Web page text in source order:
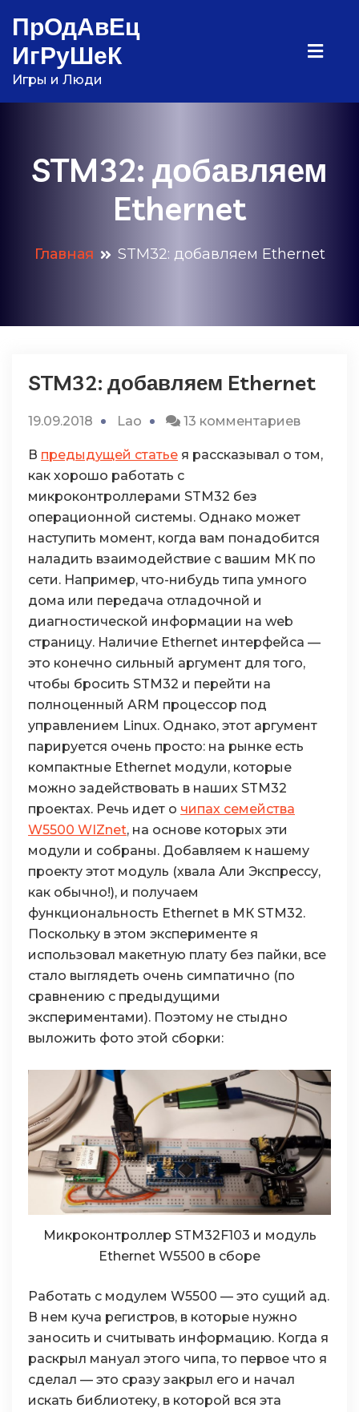
содержимому
ПрОдАвЕц
ИгРуШеК
Игры и Люди
STM32: добавляем
Ethernet
Главная STM32: добавляем Ethernet
STM32: добавляем Ethernet
19.09.2018 Lao 13 комментариевк
STM32:
В предыдущей статье я рассказывал о том,
как хорошо работать с
микроконтроллерами STM32 без
операционной системы. Однако может
наступить момент, когда вам понадобится
наладить взаимодействие с вашим МК по
сети. Например, что-нибудь типа умного
дома или передача отладочной и
диагностической информации на web
страницу. Наличие Ethernet интерфейса —
это конечно сильный аргумент для того,
чтобы бросить STM32 и перейти на
полноценный ARM процессор под
управлением Linux. Однако, этот аргумент
парируется очень просто: на рынке есть
компактные Ethernet модули, которые
можно задействовать в наших STM32
проектах. Речь идет о чипах семейства
W5500 WIZnet, на основе которых эти
модули и собраны. Добавляем к нашему
проекту этот модуль (хвала Али Экспрессу,
как обычно!), и получаем
функциональность Ethernet в МК STM32.
Поскольку в этом эксперименте я
использовал макетную плату без пайки, все
стало выглядеть очень симпатично (по
сравнению с предыдущими
экспериментами). Поэтому не стыдно
выложить фото этой сборки:
Микроконтроллер STM32F103 и модуль
Ethernet W5500 в сборе
Работать с модулем W5500 — это сущий ад.
В нем куча регистров, в которые нужно
заносить и считывать информацию. Когда я
раскрыл мануал этого чипа, то первое что я
сделал — это сразу закрыл его и начал
искать библиотеку, в которой вся эта